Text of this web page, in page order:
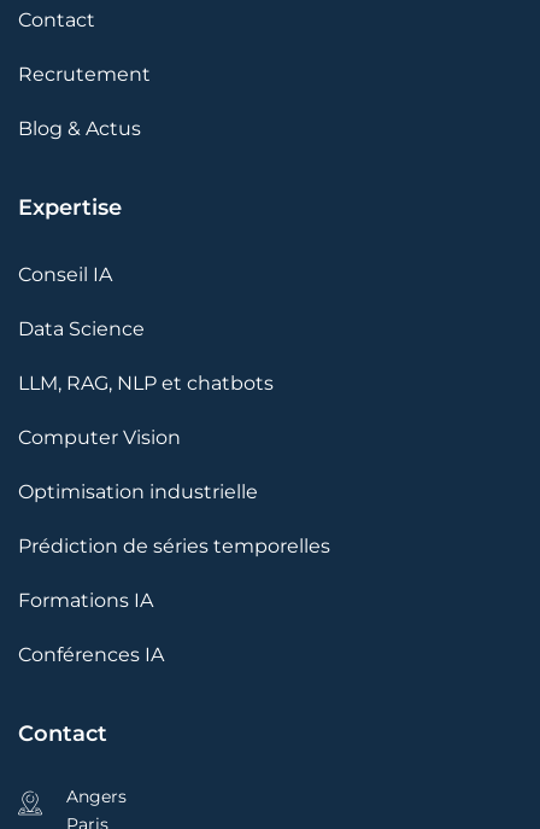
Contact
Recrutement
Blog & Actus
Expertise
Conseil IA
Data Science
LLM, RAG, NLP et chatbots
Computer Vision
Optimisation industrielle
Prédiction de séries temporelles
Formations IA
Conférences IA
Contact
Angers
Paris